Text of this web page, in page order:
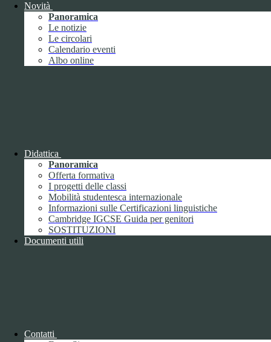
Novità
Panoramica
Le notizie
Le circolari
Calendario eventi
Albo online
Didattica
Panoramica
Offerta formativa
I progetti delle classi
Mobilità studentesca internazionale
Informazioni sulle Certificazioni linguistiche
Cambridge IGCSE Guida per genitori
SOSTITUZIONI
Documenti utili
Contatti
Sistema di misurazione e valutazione della
performance